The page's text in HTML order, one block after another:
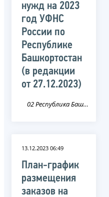
нужд на 2023
год УФНС
России по
Республике
Башкортостан
(в редакции
от 27.12.2023)
02 Республика Башкортостан
13.12.2023 06:49
План-график
размещения
заказов на